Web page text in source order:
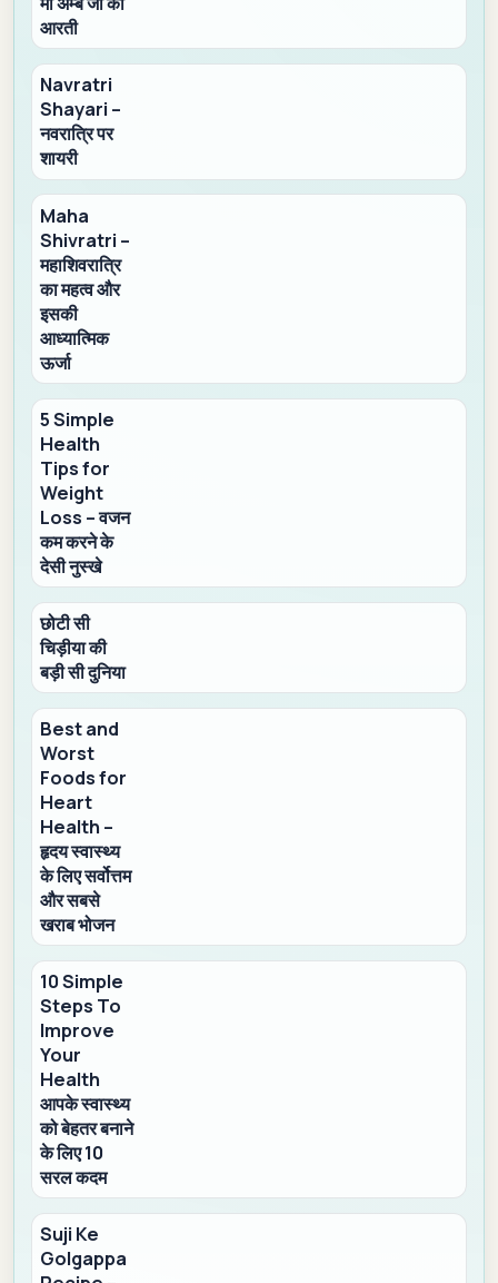
आरती
Navratri
Shayari –
नवरात्रि पर
शायरी
Maha
Shivratri –
महाशिवरात्रि
का महत्व और
इसकी
आध्यात्मिक
ऊर्जा
5 Simple
Health
Tips for
Weight
Loss – वजन
कम करने के
देसी नुस्खे
छोटी सी
चिड़ीया की
बड़ी सी दुनिया
Best and
Worst
Foods for
Heart
Health –
हृदय स्वास्थ्य
के लिए सर्वोत्तम
और सबसे
खराब भोजन
10 Simple
Steps To
Improve
Your
Health
आपके स्वास्थ्य
को बेहतर बनाने
के लिए 10
सरल कदम
Suji Ke
Golgappa